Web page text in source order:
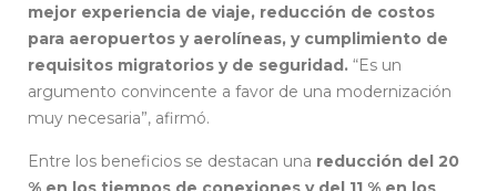
mejor experiencia de viaje, reducción de costos
para aeropuertos y aerolíneas, y cumplimiento de
requisitos migratorios y de seguridad. “Es un
argumento convincente a favor de una modernización
muy necesaria”, afirmó.
Entre los beneficios se destacan una reducción del 20